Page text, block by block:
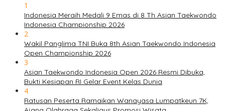
1
Indonesia Meraih Medali 9 Emas di 8 Th Asian Taekwondo
Indonesia Championship 2026
2
Wakil Panglima TNI Buka 8th Asian Taekwondo Indonesia
Open Championship 2026
3
Asian Taekwondo Indonesia Open 2026 Resmi Dibuka,
Bukti Kesiapan RI Gelar Event Kelas Dunia
4
Ratusan Peserta Ramaikan Wanayasa Lumpatkeun 7K,